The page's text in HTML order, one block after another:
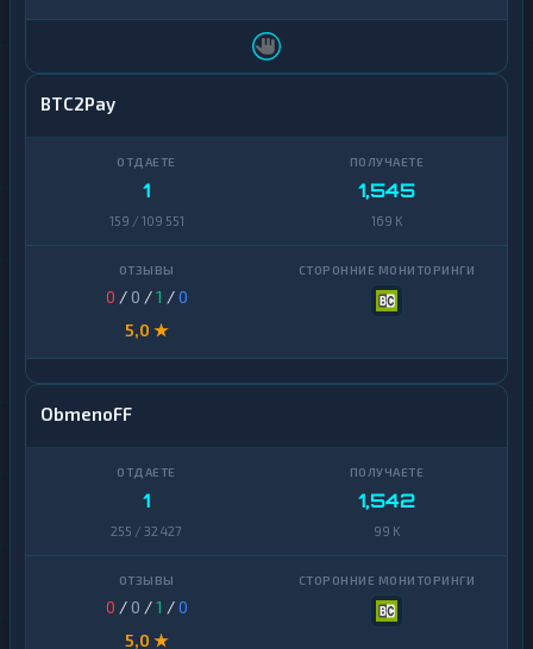
BTC2Pay
1
159 / 109 551
1,545
169 K
0 / 0 /1 /0
5,0 ★
ObmenoFF
1
255 / 32 427
1,542
99 K
0 / 0 /1 /0
5,0 ★